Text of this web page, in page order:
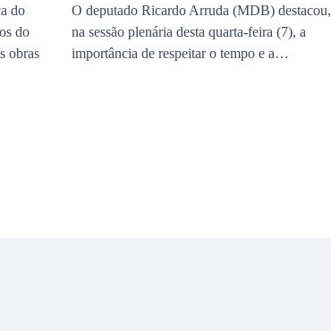
do
do
obras
O deputado Ricardo Arruda (MDB) destacou,
na sessão plenária desta quarta-feira (7), a
importância de respeitar o tempo e a…